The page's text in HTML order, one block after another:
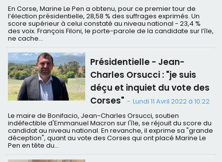
En Corse, Marine Le Pen a obtenu, pour ce premier tour de
l’élection présidentielle, 28,58 % des suffrages exprimés. Un
score supérieur à celui constaté au niveau national - 23,4 %
des voix. François Filoni, le porte-parole de la candidate sur l’île,
ne cache...
Présidentielle - Jean-
Charles Orsucci : "je suis
déçu et inquiet du vote des
Corses" - Lundi 11 Avril 2022 à 10:22
Le maire de Bonifacio, Jean-Charles Orsucci, soutien
indéfectible d'Emmanuel Macron sur l'île, se réjouit du score du
candidat au niveau national. En revanche, il exprime sa "grande
déception", quant au vote des Corses qui ont placé Marine Le
Pen en tête du...